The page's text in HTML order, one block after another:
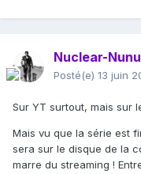
Nuclear-
Posté(e) 13 juin
Sur YT surtout, mais sur
Mais vu que la série est
sera sur le disque de la
marre du streaming !